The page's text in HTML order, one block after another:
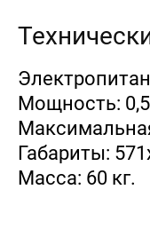
Мощность:
Габариты:
Масса: 60 кг.